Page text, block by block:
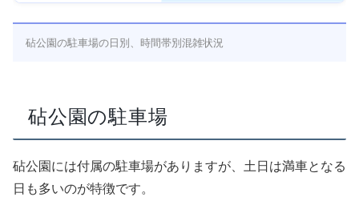
砧公園の駐車場の日別、時間帯別混雑状況
砧公園の駐車場
砧公園には付属の駐車場がありますが、土日は満車となる
日も多いのが特徴です。